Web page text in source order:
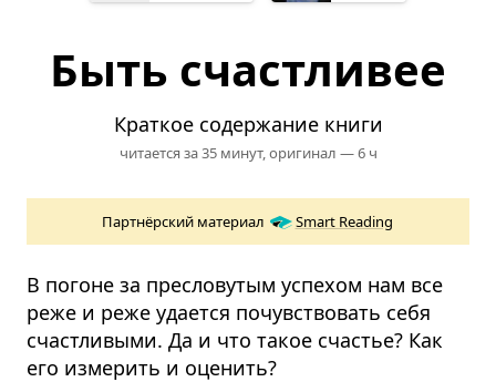
Быть счастливее
Краткое содержание книги
читается за 35 минут, оригинал — 6 ч
Партнёрский материал Smart Reading
В погоне за пресловутым успехом нам все
реже и реже удается почувствовать себя
счастливыми. Да и что такое счастье? Как
его измерить и оценить?